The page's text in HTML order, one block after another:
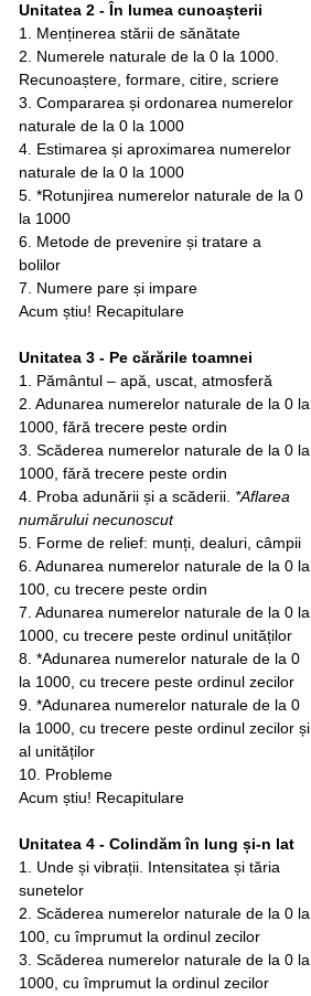
Unitatea 2 - În lumea cunoașterii
1. Menținerea stării de sănătate
2. Numerele naturale de la 0 la 1000.
Recunoaștere, formare, citire, scriere
3. Compararea și ordonarea numerelor
naturale de la 0 la 1000
4. Estimarea și aproximarea numerelor
naturale de la 0 la 1000
5. *Rotunjirea numerelor naturale de la 0
la 1000
6. Metode de prevenire și tratare a
bolilor
7. Numere pare și impare
Acum știu! Recapitulare
Unitatea 3 - Pe cărările toamnei
1. Pământul – apă, uscat, atmosferă
2. Adunarea numerelor naturale de la 0 la
1000, fără trecere peste ordin
3. Scăderea numerelor naturale de la 0 la
1000, fără trecere peste ordin
4. Proba adunării și a scăderii. *Aflarea
numărului necunoscut
5. Forme de relief: munți, dealuri, câmpii
6. Adunarea numerelor naturale de la 0 la
100, cu trecere peste ordin
7. Adunarea numerelor naturale de la 0 la
1000, cu trecere peste ordinul unităților
8. *Adunarea numerelor naturale de la 0
la 1000, cu trecere peste ordinul zecilor
9. *Adunarea numerelor naturale de la 0
la 1000, cu trecere peste ordinul zecilor și
al unităților
10. Probleme
Acum știu! Recapitulare
Unitatea 4 - Colindăm în lung și-n lat
1. Unde și vibrații. Intensitatea și tăria
sunetelor
2. Scăderea numerelor naturale de la 0 la
100, cu împrumut la ordinul zecilor
3. Scăderea numerelor naturale de la 0 la
1000, cu împrumut la ordinul zecilor